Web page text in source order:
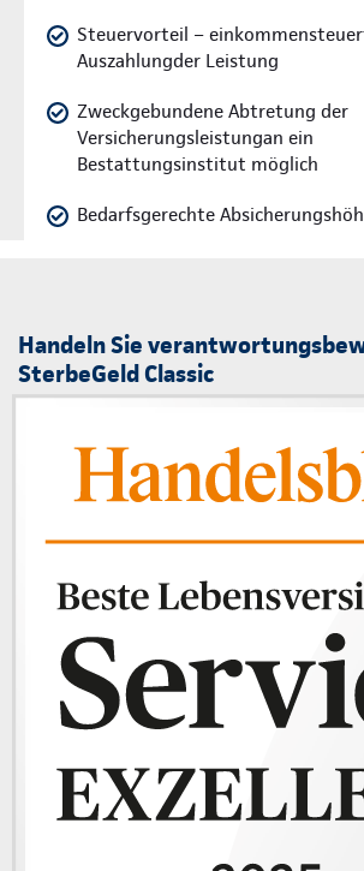
Steuervorteil –
Auszahlungder Leistung
Zweckgebundene Abtretung der
Versicherungsleistungan ein
Bestattungsinstitut möglich
Bedarfsgerechte
Handeln Sie
SterbeGeld Classic